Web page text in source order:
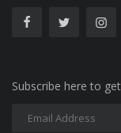
Subscribe here to